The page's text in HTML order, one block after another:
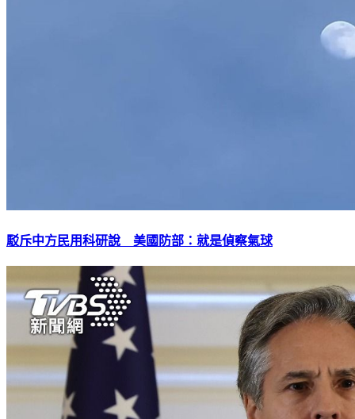
駁斥中方民用科研說 美國防部：就是偵察氣球